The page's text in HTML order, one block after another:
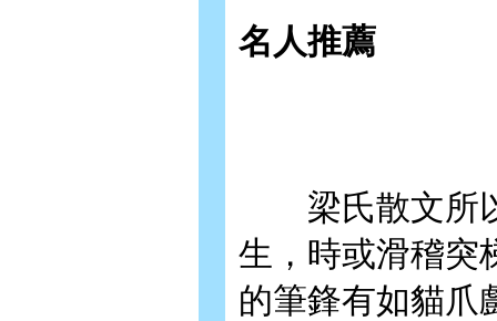
名人推薦
梁氏散文所以
生，時或滑稽突
的筆鋒有如貓爪